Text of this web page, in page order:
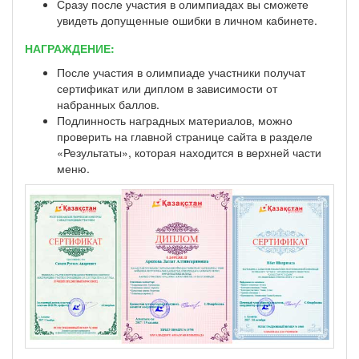
Сразу после участия в олимпиадах вы сможете
увидеть допущенные ошибки в личном кабинете.
НАГРАЖДЕНИЕ:
После участия в олимпиаде участники получат
сертификат или диплом в зависимости от
набранных баллов.
Подлинность наградных материалов, можно
проверить на главной странице сайта в разделе
«Результаты», которая находится в верхней части
меню.